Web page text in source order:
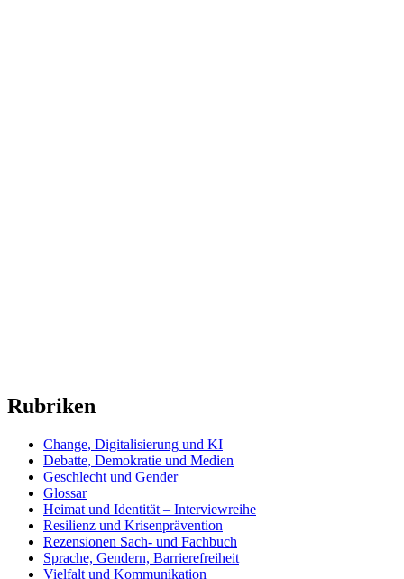
Rubriken
Change, Digitalisierung und KI
Debatte, Demokratie und Medien
Geschlecht und Gender
Glossar
Heimat und Identität – Interviewreihe
Resilienz und Krisenprävention
Rezensionen Sach- und Fachbuch
Sprache, Gendern, Barrierefreiheit
Vielfalt und Kommunikation